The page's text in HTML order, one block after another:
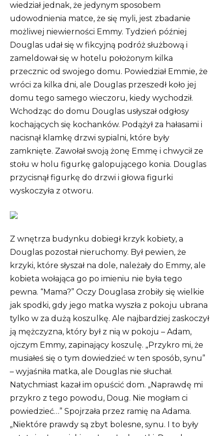
wiedział jednak, że jedynym sposobem
udowodnienia matce, że się myli, jest zbadanie
możliwej niewierności Emmy. Tydzień później
Douglas udał się w fikcyjną podróż służbową i
zameldował się w hotelu położonym kilka
przecznic od swojego domu. Powiedział Emmie, że
wróci za kilka dni, ale Douglas przeszedł koło jej
domu tego samego wieczoru, kiedy wychodził.
Wchodząc do domu Douglas usłyszał odgłosy
kochających się kochanków. Podążył za hałasami i
nacisnął klamkę drzwi sypialni, które były
zamknięte. Zawołał swoją żonę Emmę i chwycił ze
stołu w holu figurkę galopującego konia. Douglas
przycisnął figurkę do drzwi i głowa figurki
wyskoczyła z otworu.
Z wnętrza budynku dobiegł krzyk kobiety, a
Douglas pozostał nieruchomy. Był pewien, że
krzyki, które słyszał na dole, należały do ​​Emmy, ale
kobieta wołająca go po imieniu nie była tego
pewna. “Mama?” Oczy Douglasa zrobiły się wielkie
jak spodki, gdy jego matka wyszła z pokoju ubrana
tylko w za dużą koszulkę. Ale najbardziej zaskoczył
ją mężczyzna, który był z nią w pokoju – Adam,
ojczym Emmy, zapinający koszulę. „Przykro mi, że
musiałeś się o tym dowiedzieć w ten sposób, synu”
– wyjaśniła matka, ale Douglas nie słuchał.
Natychmiast kazał im opuścić dom. „Naprawdę mi
przykro z tego powodu, Doug. Nie mogłam ci
powiedzieć…” Spojrzała przez ramię na Adama.
„Niektóre prawdy są zbyt bolesne, synu. I to były